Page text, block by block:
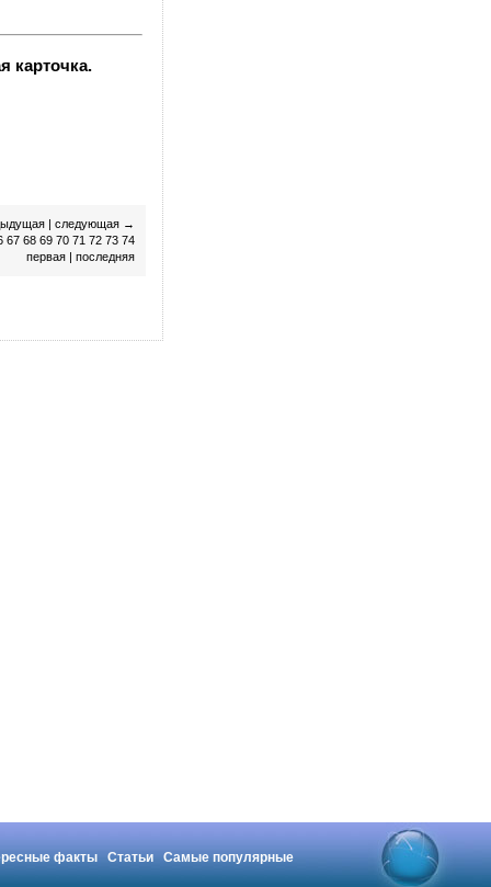
карточка.
| следующая →
67 68 69 70 71 72 73 74
первая | последняя
факты Статьи
Самые популярные